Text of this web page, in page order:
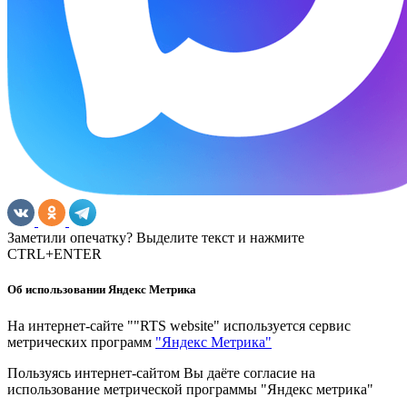
Заметили опечатку? Выделите текст и нажмите
CTRL+ENTER
Об использовании Яндекс Метрика
На интернет-сайте ""RTS website" используется сервис
метрических программ "Яндекс Метрика"
Пользуясь интернет-сайтом Вы даёте согласие на
использование метрической программы "Яндекс метрика"